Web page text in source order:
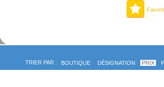
TRIER PAR : BOUTIQUE DÉSIGNATION PRIX